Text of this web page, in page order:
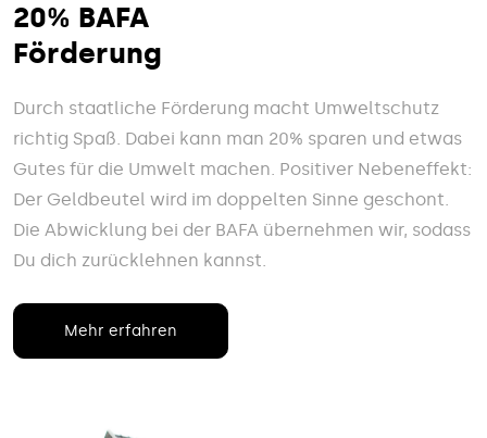
20% BAFA
Förderung
Durch staatliche Förderung macht Umweltschutz
richtig Spaß. Dabei kann man 20% sparen und etwas
Gutes für die Umwelt machen. Positiver Nebeneffekt:
Der Geldbeutel wird im doppelten Sinne geschont.
Die Abwicklung bei der BAFA übernehmen wir, sodass
Du dich zurücklehnen kannst.
Mehr erfahren